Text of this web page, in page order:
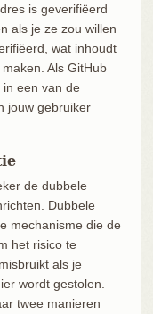
is geverifiëerd
als je ze zou willen
wat inhoudt
Als GitHub
een van de
jouw gebruiker
de dubbele
Dubbele
mechanisme die de
het risico te
als je
wordt gestolen.
twee manieren